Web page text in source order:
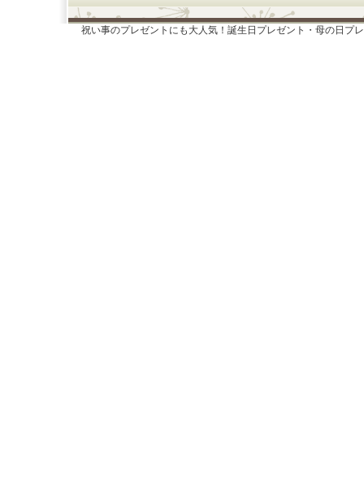
祝い事のプレゼントにも大人気！誕生日プレゼント・母の日プ